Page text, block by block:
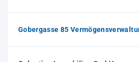
Gobergasse 85